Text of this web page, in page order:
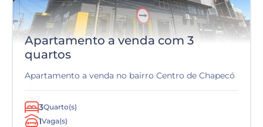
Apartamento a venda com 3
quartos
Apartamento a venda no bairro Centro de Chapecó
3Quarto(s)
1Vaga(s)